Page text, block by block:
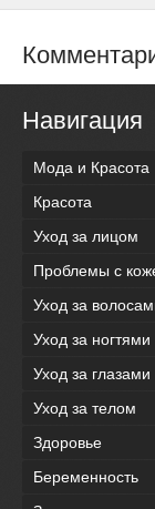
Навигация
Мода и Красота
Красота
Уход за лицом
Проблемы с
Уход за
Уход за ногтями
Уход за глазами
Уход за телом
Здоровье
Беременность